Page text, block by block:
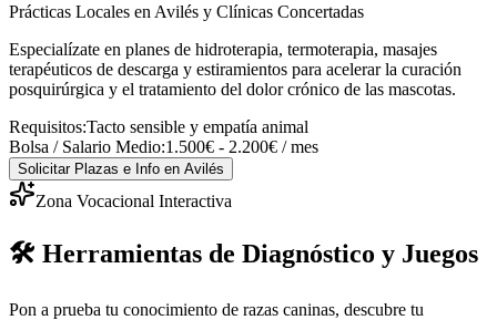
Prácticas Locales en Avilés y Clínicas Concertadas
Especialízate en planes de hidroterapia, termoterapia, masajes
terapéuticos de descarga y estiramientos para acelerar la curación
posquirúrgica y el tratamiento del dolor crónico de las mascotas.
Requisitos:Tacto sensible y empatía animal
Bolsa / Salario Medio:1.500€ - 2.200€ / mes
Solicitar Plazas e Info en Avilés
Zona Vocacional Interactiva
🛠️ Herramientas de Diagnóstico y Juegos
Pon a prueba tu conocimiento de razas caninas, descubre tu